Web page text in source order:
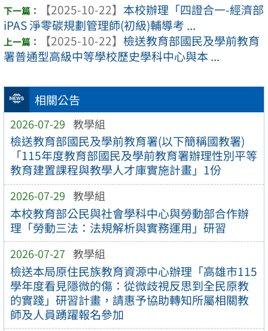
相關公告
2026-07-29 教學組
檢送教育部國民及學前教育署(以下簡稱國教署)
「115年度教育部國民及學前教育署辦理性別平等
教育建置課程與教學人才庫實施計畫」1份
2026-07-29 教學組
本校教育部公民與社會學科中心與勞動部合作辦
理「勞動三法：法規解析與實務運用」研習
2026-07-27 教學組
檢送本局原住民族教育資源中心辦理「高雄市115
學年度看見隱微的傷：從微歧視反思到全民原教
的實踐」研習計畫，請惠予協助轉知所屬相關教
師及人員踴躍報名參加
【2025-10-22】 本校辦理「四證合一-經濟部
iPAS 淨零碳規劃管理師(初級)輔導考 ...
【2025-10-22】 檢送教育部國民及學前教育
署普通型高級中等學校歷史學科中心與本 ...